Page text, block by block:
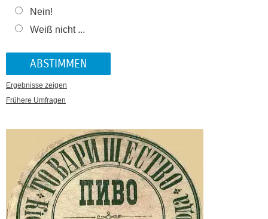
Nein!
Weiß nicht ...
Ergebnisse zeigen
Frühere Umfragen